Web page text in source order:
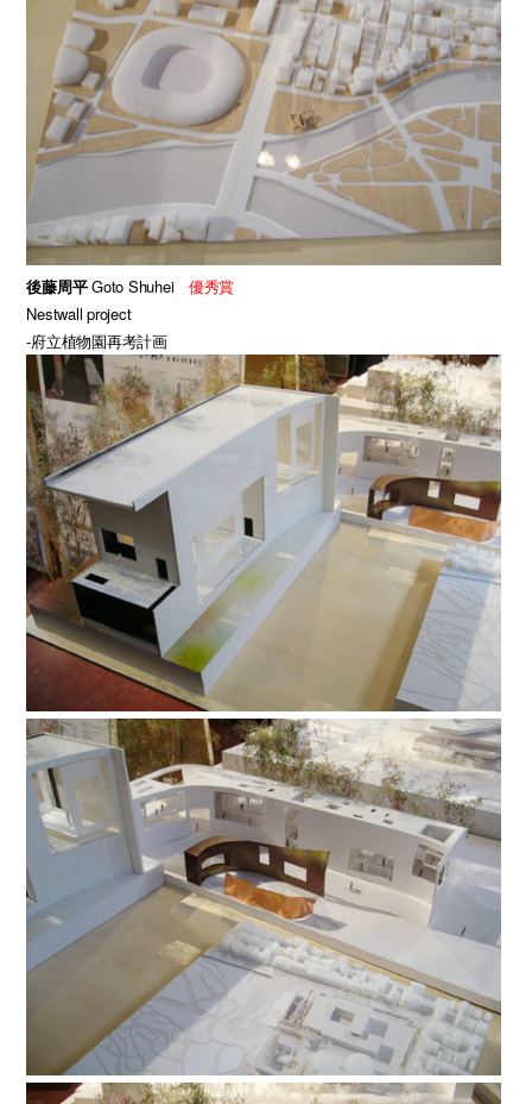
後藤周平Goto Shuhei 優秀賞
Nestwall project
-府立植物園再考計画